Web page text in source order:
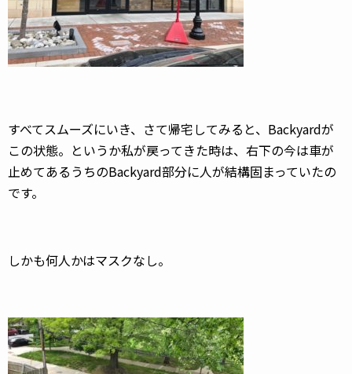
すべてスムーズにいき、さて帰宅してみると、Backyardが
この状態。というか私が戻ってきた時は、右下の今は車が
止めてあるうちのBackyard部分に人が結構固まっていたの
です。
しかも何人かはマスクなし。